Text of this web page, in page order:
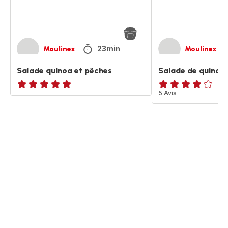
Moulinex 23min
Salade quinoa et pêches
ratings.NaN
Moulinex
Salade de quinoa
Avis
4
5 Avis